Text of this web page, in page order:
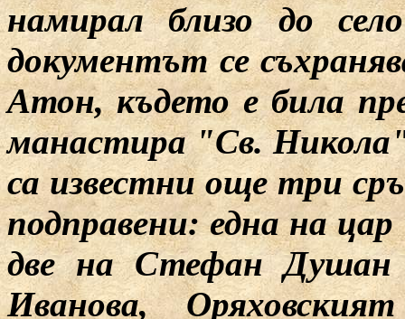
намирал близо до
документът се
Атон, където е била
манастира "Св.
са известни още три
подправени: една на
две на Стефан
Иванова,